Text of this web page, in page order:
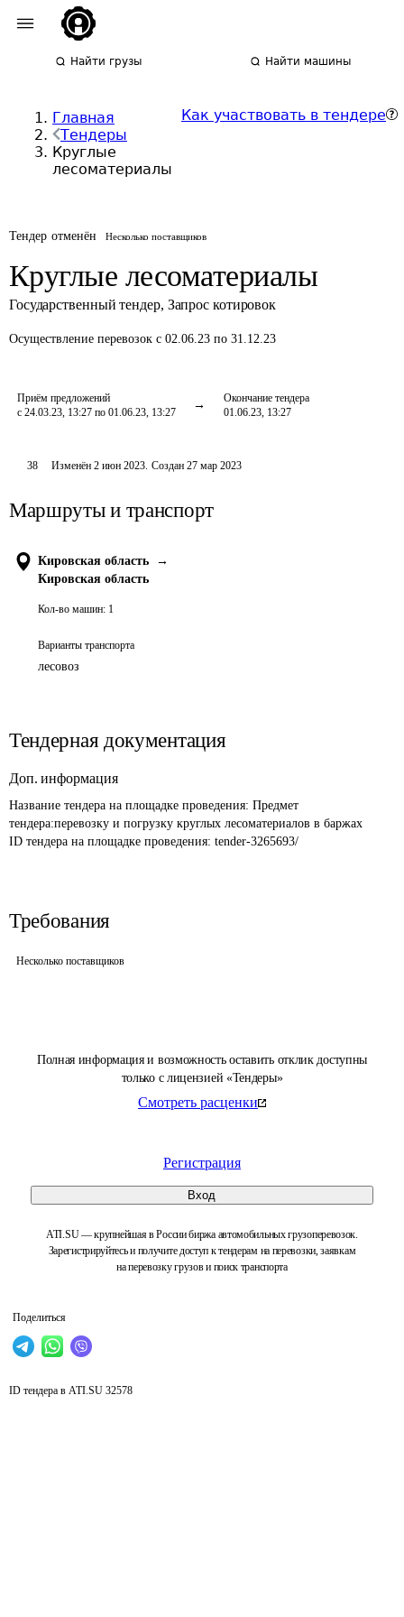
Найти грузы Найти машины
Главная
Тендеры
Круглые
лесоматериалы
Как участвовать в тендере
Тендер отменён Несколько поставщиков
Круглые лесоматериалы
Государственный тендер, Запрос котировок
Осуществление перевозок с 02.06.23 по 31.12.23
Приём предложений
с 24.03.23, 13:27 по 01.06.23, 13:27
Окончание тендера
01.06.23, 13:27
Полная информация и возможность оставить отклик доступны
только с лицензией «Тендеры»
Смотреть расценки
Регистрация
Вход
ATI.SU — крупнейшая в России биржа автомобильных грузоперевозок.
Зарегистрируйтесь и получите доступ к тендерам на перевозки, заявкам
на перевозку грузов и поиск транспорта
Поделиться
38 Изменён2 июн 2023. Создан 27 мар 2023
Маршруты и транспорт
Кировская область
→
Кировская область
Кол-во машин: 1
Варианты транспорта
лесовоз
Тендерная документация
Доп. информация
Название тендера на площадке проведения: Предмет
тендера:перевозку и погрузку круглых лесоматериалов в баржах
ID тендера на площадке проведения: tender-3265693/
Требования
Несколько поставщиков
ID тендера в ATI.SU 32578